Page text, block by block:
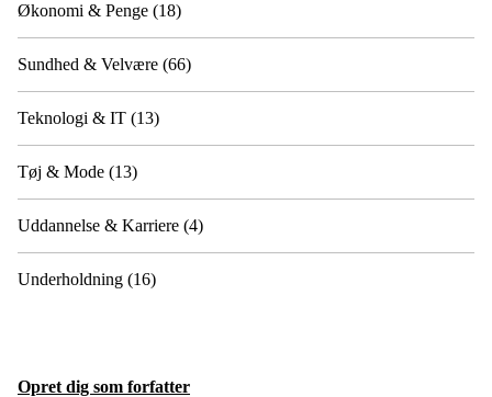
Økonomi & Penge (18)
Sundhed & Velvære (66)
Teknologi & IT (13)
Tøj & Mode (13)
Uddannelse & Karriere (4)
Underholdning (16)
Opret dig som forfatter